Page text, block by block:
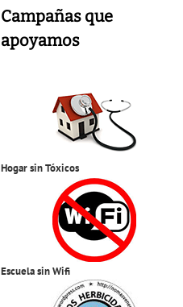
Campañas que
apoyamos
Hogar sin Tóxicos
Escuela sin Wifi